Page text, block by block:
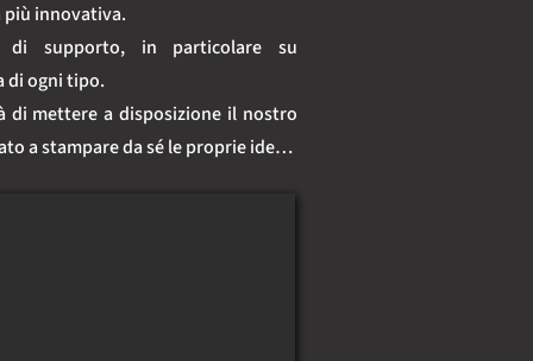
più innovativa.
supporto, in particolare su
di ogni tipo.
mettere a disposizione il nostro
a stampare da sé le proprie idee e